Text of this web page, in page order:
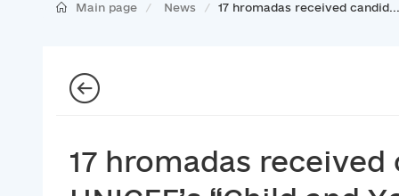
Glossary
Reports from gromadas
Tag Cloud
Healthcare
Safety
Main page News 17 hromadas received candid...
17 hromadas